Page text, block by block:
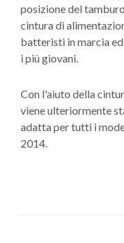
posizione del
cintura di
batteristi in marcia
i più giovani.
Con l'aiuto della
viene ulteriormente
adatta per tutti i
2014.